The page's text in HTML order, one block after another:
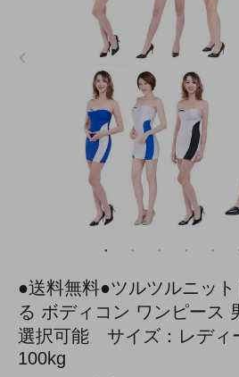
●送料無料●ツルツルニッ
る ボディコン ワンピース
選択可能 サイズ：レディ
100kg